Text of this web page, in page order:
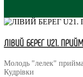
ЛІВИЙ БЕРЕГ U21.
Молодь "лелек"
Кудрівки